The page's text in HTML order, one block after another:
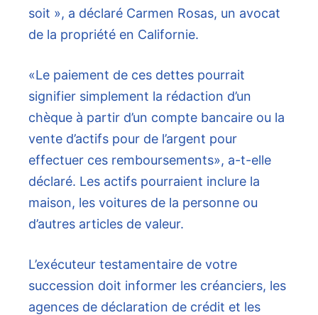
soit », a déclaré Carmen Rosas, un avocat
de la propriété en Californie.
«Le paiement de ces dettes pourrait
signifier simplement la rédaction d’un
chèque à partir d’un compte bancaire ou la
vente d’actifs pour de l’argent pour
effectuer ces remboursements», a-t-elle
déclaré. Les actifs pourraient inclure la
maison, les voitures de la personne ou
d’autres articles de valeur.
L’exécuteur testamentaire de votre
succession doit informer les créanciers, les
agences de déclaration de crédit et les